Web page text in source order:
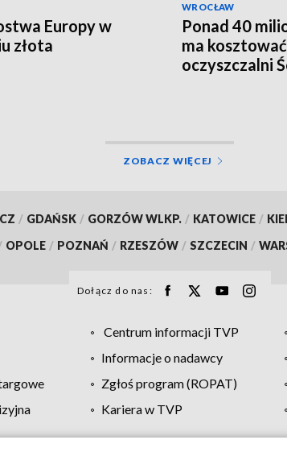
Europy w
złota
WROCŁAW
Ponad 40
ma
oczyszczalni
ZOBACZ WIĘCEJ
/ GDAŃSK / GORZÓW WLKP. / KATOWICE /
OPOLE / POZNAŃ / RZESZÓW / SZCZECIN /
Dołącz do nas:
Centrum informacji TVP
Informacje o nadawcy
Zgłoś program (ROPAT)
Kariera w TVP